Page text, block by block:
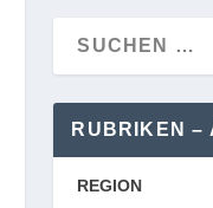
RUBRIKEN –
REGION